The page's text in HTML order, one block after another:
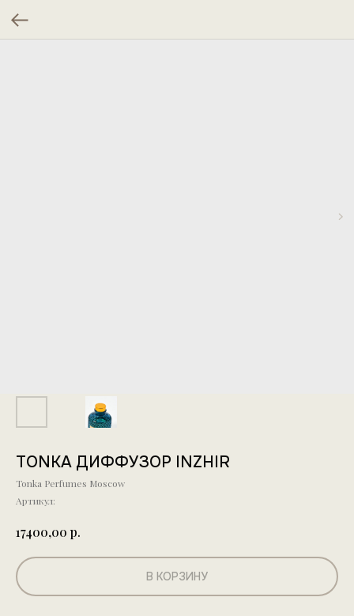
TONKA ДИФФУЗОР INZHIR
Tonka Perfumes Moscow
Артикул:
17400,00 р.
В КОРЗИНУ